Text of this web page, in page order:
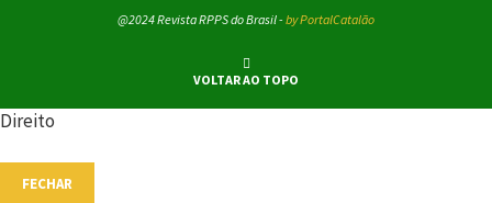
@2024 Revista RPPS do Brasil - by PortalCatalão
VOLTAR AO TOPO
Direito
FECHAR